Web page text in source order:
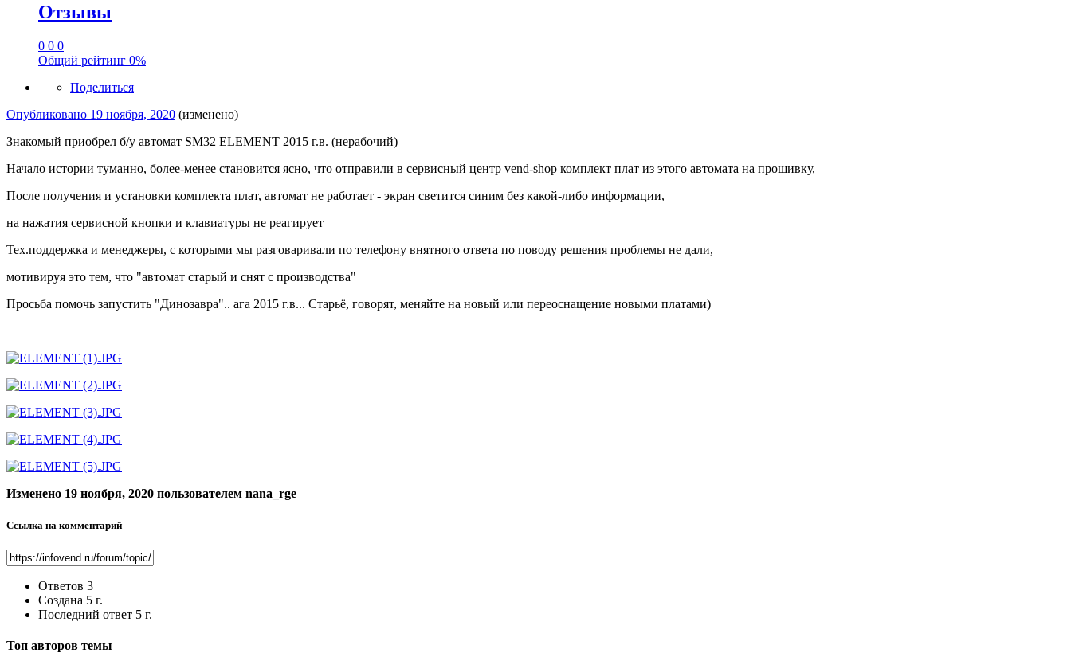
Отзывы
0 0 0
Общий рейтинг 0%
Поделиться
Опубликовано 19 ноября, 2020 (изменено)
Знакомый приобрел б/у автомат SM32 ELEMENT 2015 г.в. (нерабочий)
Начало истории туманно, более-менее становится ясно, что отправили в сервисный центр vend-shop комплект плат из этого автомата на прошивку,
После получения и установки комплекта плат, автомат не работает - экран светится синим без какой-либо информации,
на нажатия сервисной кнопки и клавиатуры не реагирует
Тех.поддержка и менеджеры, с которыми мы разговаривали по телефону внятного ответа по поводу решения проблемы не дали,
мотивируя это тем, что "автомат старый и снят с производства"
Просьба помочь запустить "Динозавра".. ага 2015 г.в... Старьё, говорят, меняйте на новый или переоснащение новыми платами)
Изменено 19 ноября, 2020 пользователем nana_rge
Ссылка на комментарий
Ответов 3
Создана 5 г.
Последний ответ 5 г.
Топ авторов темы